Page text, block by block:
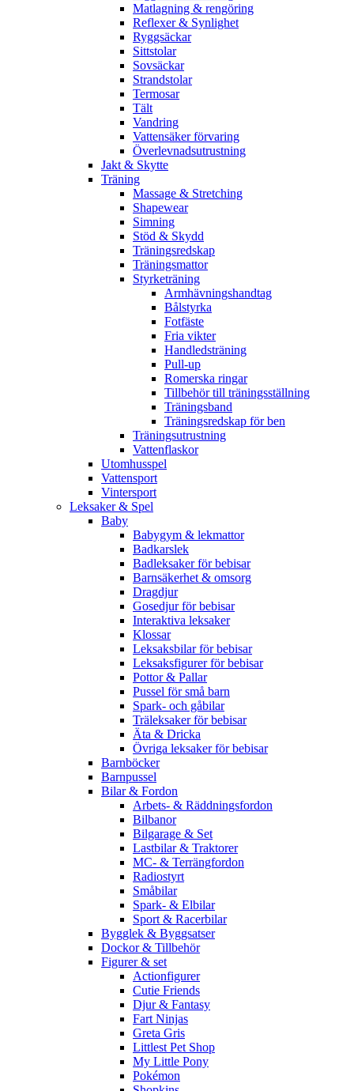
Matlagning & rengöring
Reflexer & Synlighet
Ryggsäckar
Sittstolar
Sovsäckar
Strandstolar
Termosar
Tält
Vandring
Vattensäker förvaring
Överlevnadsutrustning
Jakt & Skytte
Träning
Massage & Stretching
Shapewear
Simning
Stöd & Skydd
Träningsredskap
Träningsmattor
Styrketräning
Armhävningshandtag
Bålstyrka
Fotfäste
Fria vikter
Handledsträning
Pull-up
Romerska ringar
Tillbehör till träningsställning
Träningsband
Träningsredskap för ben
Träningsutrustning
Vattenflaskor
Utomhusspel
Vattensport
Vintersport
Leksaker & Spel
Baby
Babygym & lekmattor
Badkarslek
Badleksaker för bebisar
Barnsäkerhet & omsorg
Dragdjur
Gosedjur för bebisar
Interaktiva leksaker
Klossar
Leksaksbilar för bebisar
Leksaksfigurer för bebisar
Pottor & Pallar
Pussel för små barn
Spark- och gåbilar
Träleksaker för bebisar
Äta & Dricka
Övriga leksaker för bebisar
Barnböcker
Barnpussel
Bilar & Fordon
Arbets- & Räddningsfordon
Bilbanor
Bilgarage & Set
Lastbilar & Traktorer
MC- & Terrängfordon
Radiostyrt
Småbilar
Spark- & Elbilar
Sport & Racerbilar
Bygglek & Byggsatser
Dockor & Tillbehör
Figurer & set
Actionfigurer
Cutie Friends
Djur & Fantasy
Fart Ninjas
Greta Gris
Littlest Pet Shop
My Little Pony
Pokémon